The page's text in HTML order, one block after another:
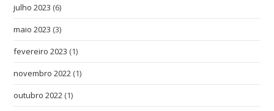
julho 2023 (6)
maio 2023 (3)
fevereiro 2023 (1)
novembro 2022 (1)
outubro 2022 (1)